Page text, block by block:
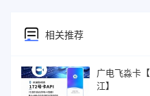
相关推荐
广电飞淼卡
江】